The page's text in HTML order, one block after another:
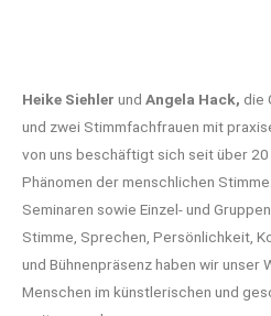
Heike Siehler und Angela Hack, die
und zwei Stimmfachfrauen mit
von uns beschäftigt sich seit über
Phänomen der menschlichen
Seminaren sowie Einzel- und
Stimme, Sprechen, Persönlichkeit,
und Bühnenpräsenz haben wir unser
Menschen im künstlerischen und